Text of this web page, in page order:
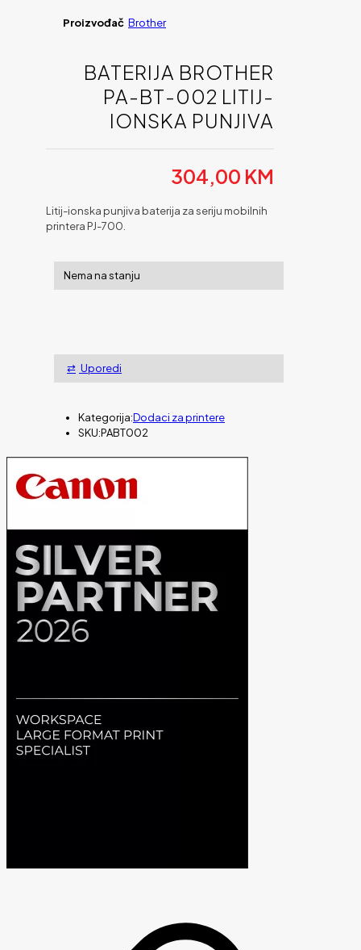
Proizvođač Brother
BATERIJA BROTHER
PA-BT-002 LITIJ-
IONSKA PUNJIVA
304,00 KM
Litij-ionska punjiva baterija za seriju mobilnih
printera PJ-700.
Nema na stanju
Uporedi
Kategorija:Dodaci za printere
SKU:PABT002